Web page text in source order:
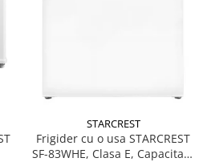
STARCREST
Frigider cu o usa STARCREST
SF-83WHE, Clasa E, Capacitate